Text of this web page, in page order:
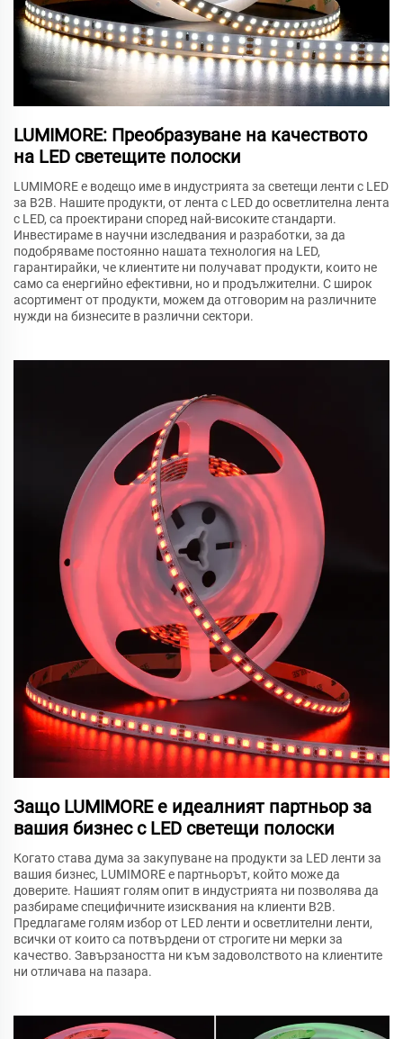
LUMIMORE: Преобразуване на качеството
на LED светещите полоски
LUMIMORE е водещо име в индустрията за светещи ленти с LED
за B2B. Нашите продукти, от лента с LED до осветлителна лента
с LED, са проектирани според най-високите стандарти.
Инвестираме в научни изследвания и разработки, за да
подобряваме постоянно нашата технология на LED,
гарантирайки, че клиентите ни получават продукти, които не
само са енергийно ефективни, но и продължителни. С широк
асортимент от продукти, можем да отговорим на различните
нужди на бизнесите в различни сектори.
Защо LUMIMORE е идеалният партньор за
вашия бизнес с LED светещи полоски
Когато става дума за закупуване на продукти за LED ленти за
вашия бизнес, LUMIMORE е партньорът, който може да
доверите. Нашият голям опит в индустрията ни позволява да
разбираме специфичните изисквания на клиенти B2B.
Предлагаме голям избор от LED ленти и осветлителни ленти,
всички от които са потвърдени от строгите ни мерки за
качество. Завързаността ни към задоволството на клиентите
ни отличава на пазара.